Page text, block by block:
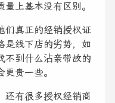
上基本没有区别。
们真正的经销授权证
是线下店的劣势，如
不到什么沾亲带故的
贵一些。
还有很多授权经销商